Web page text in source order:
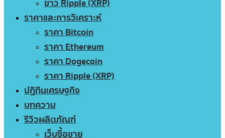
ข่าว Ripple (XRP)
ราคาและการวิเคราะห์
ราคา Bitcoin
ราคา Ethereum
ราคา Dogecoin
ราคา Ripple (XRP)
ปฏิทินเศรษฐกิจ
บทความ
รีวิวผลิตภัณฑ์
เว็บซื้อขาย